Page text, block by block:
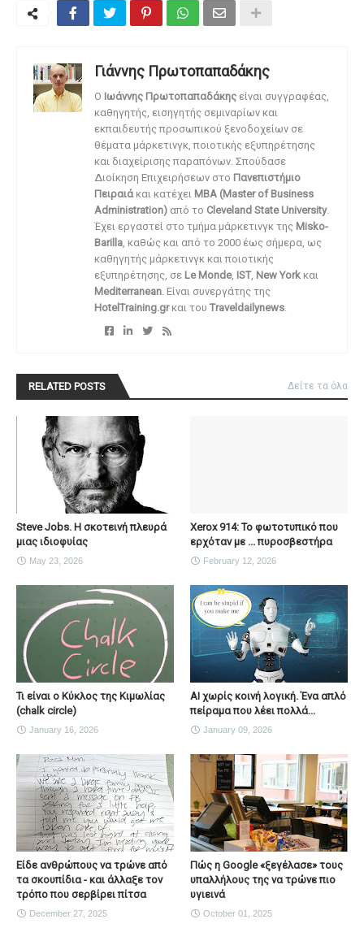
Γιάννης Πρωτοπαπαδάκης
O Ιωάννης Πρωτοπαπαδάκης είναι συγγραφέας,
καθηγητής, εισηγητής σεμιναρίων και
εκπαιδευτής προσωπικού ξενοδοχείων σε
θέματα μάρκετινγκ, ποιοτικής εξυπηρέτησης
και διαχείρισης παραπόνων. Σπούδασε
Διοίκηση Επιχειρήσεων στο Πανεπιστήμιο
Πειραιάκαι κατέχει MBA (Master of Business
Administration) από το Cleveland State University.
Έχει εργαστεί στο τμήμα μάρκετινγκ της Misko-
Barilla, καθώς και από το 2000 έως σήμερα, ως
καθηγητής μάρκετινγκ και ποιοτικής
εξυπηρέτησης, σε Le Monde, IST, New York και
Mediterranean. Είναι συνεργάτης της
HotelTraining.grκαι του Traveldailynews.
RELATED POSTS Δείτε τα όλα
Steve Jobs. Η σκοτεινή πλευρά
μιας ιδιοφυίας
May 23, 2026
Xerox 914: Το φωτοτυπικό που
ερχόταν με ... πυροσβεστήρα
February 12, 2026
Τι είναι ο Κύκλος της Κιμωλίας
(chalk circle)
January 16, 2026
AI χωρίς κοινή λογική. Ένα απλό
πείραμα που λέει πολλά...
January 09, 2026
Είδε ανθρώπους να τρώνε από
τα σκουπίδια - και άλλαξε τον
τρόπο που σερβίρει πίτσα
December 27, 2025
Πώς η Google «ξεγέλασε» τους
υπαλλήλους της να τρώνε πιο
υγιεινά
October 01, 2025